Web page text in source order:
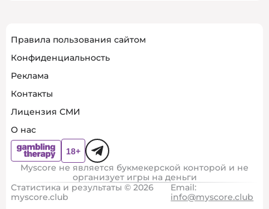
Правила пользования сайтом
Конфиденциальность
Реклама
Контакты
Лицензия СМИ
О нас
Myscore не является букмекерской конторой и не
организует игры на деньги
Статистика и результаты © 2026
myscore.club
Email:
info@myscore.club